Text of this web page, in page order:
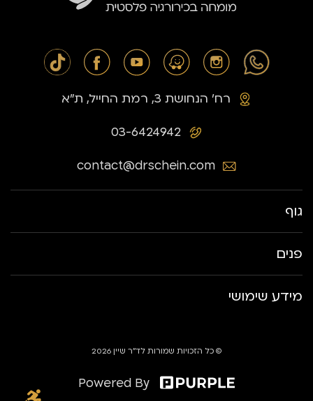
03-6424942
רח׳ הנחושת 3, רמת החייל, ת״א
contact@drschein.com
גוף
פנים
מידע שימושי
© כל הזכויות שמורות לד״ר שיין 2026
Powered By